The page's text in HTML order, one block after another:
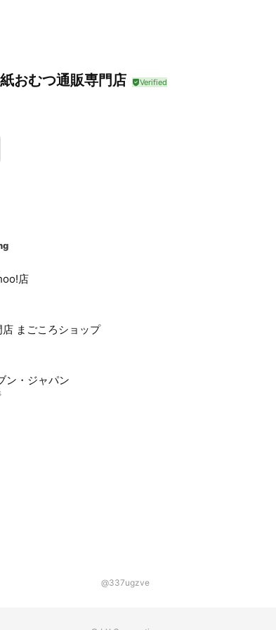
おむつ通販専門店
店
まごころショップ
ン・ジャパン
@337ugzve